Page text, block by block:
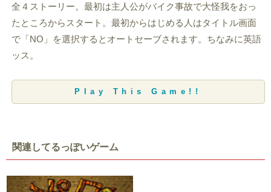
全４ストーリー。最初は主人公がバイク事故で大怪我をおっ
たところからスタート。最初からはじめる人はタイトル画面
で「NO」を選択するとオートセーブされます。ちなみに英語
ッス。
Play This Game!!
関連してるっぽいゲーム